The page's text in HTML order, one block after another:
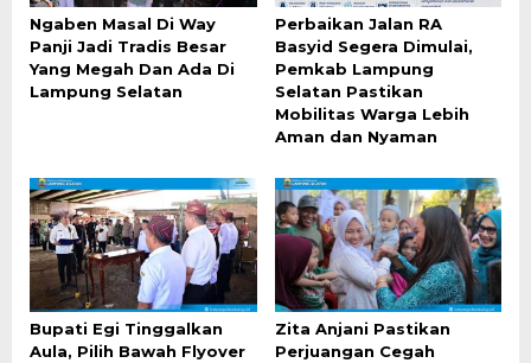
Ngaben Masal Di Way
Panji Jadi Tradis Besar
Yang Megah Dan Ada Di
Lampung Selatan
Perbaikan Jalan RA
Basyid Segera Dimulai,
Pemkab Lampung
Selatan Pastikan
Mobilitas Warga Lebih
Aman dan Nyaman
Bupati Egi Tinggalkan
Aula, Pilih Bawah Flyover
Zita Anjani Pastikan
Perjuangan Cegah